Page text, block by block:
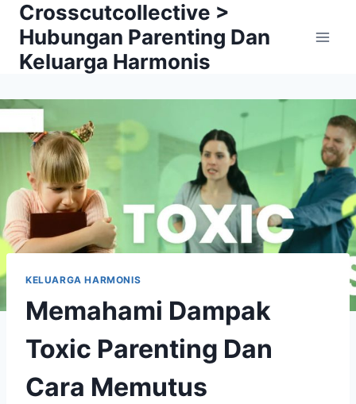
Skip
content
Crosscutcollective >
Hubungan Parenting Dan
Keluarga Harmonis
KELUARGA HARMONIS
Memahami Dampak
Toxic Parenting Dan
Cara Memutus